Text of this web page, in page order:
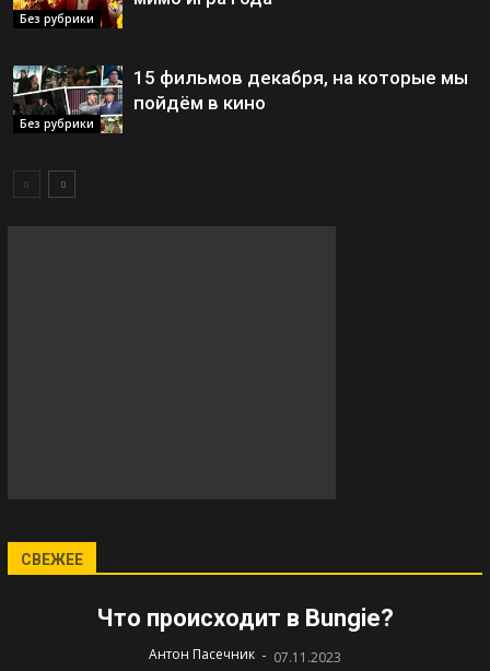
Без рубрики
Без рубрики
15 фильмов декабря, на которые мы
пойдём в кино
СВЕЖЕЕ
Что происходит в Bungie?
Антон Пасечник - 07.11.2023